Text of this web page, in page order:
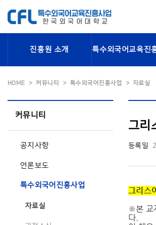
진흥원 소개 특수외국어교육진
HOME 커뮤니티 특수외국어진흥사업 자료실
커뮤니티
공지사항
언론보도
특수외국어진흥사업
자료실
그리
등록일
그리스
※본 교
다.